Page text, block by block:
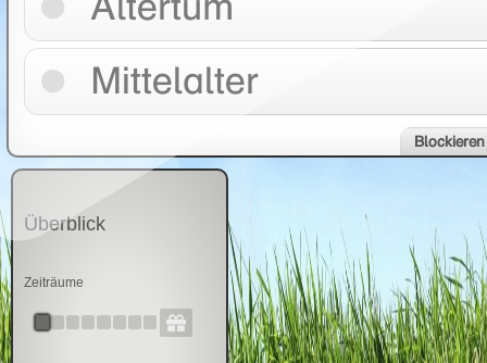
Mittelalter
Blockieren
Überblick
Zeiträume